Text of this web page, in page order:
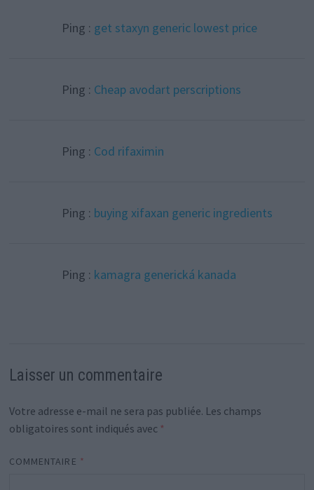
Ping : get staxyn generic lowest price
Ping : Cheap avodart perscriptions
Ping : Cod rifaximin
Ping : buying xifaxan generic ingredients
Ping : kamagra generická kanada
Laisser un commentaire
Votre adresse e-mail ne sera pas publiée. Les champs
obligatoires sont indiqués avec *
COMMENTAIRE *